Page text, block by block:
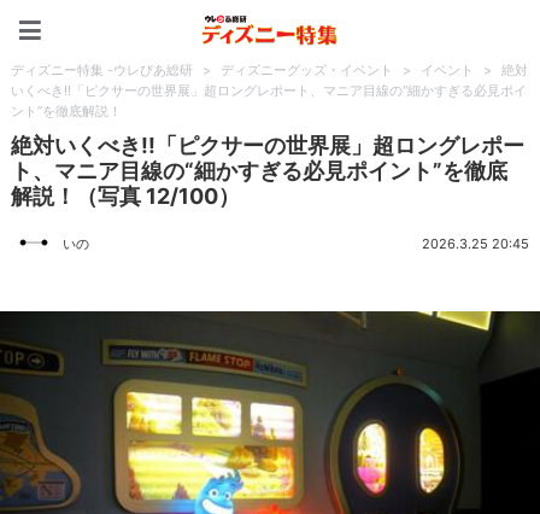
ディズニー特集 -ウレぴあ総研 > ディズニーグッズ・イベント > イベント >
絶対
いくべき!!「ピクサーの世界展」超ロングレポート、マニア目線の“細かすぎる必見ポイ
ント”を徹底解説！
絶対いくべき!!「ピクサーの世界展」超ロングレポー
ト、マニア目線の“細かすぎる必見ポイント”を徹底
解説！（写真 12/100）
いの 2026.3.25 20:45